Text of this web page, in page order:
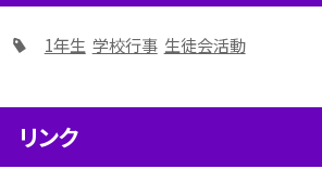
1年生 学校行事 生徒会活動
リンク